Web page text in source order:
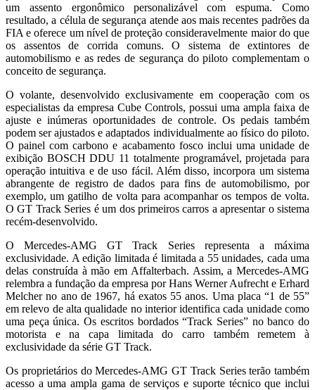
um assento ergonômico personalizável com espuma. Como
resultado, a célula de segurança atende aos mais recentes padrões da
FIA e oferece um nível de proteção consideravelmente maior do que
os assentos de corrida comuns. O sistema de extintores de
automobilismo e as redes de segurança do piloto complementam o
conceito de segurança.
O volante, desenvolvido exclusivamente em cooperação com os
especialistas da empresa Cube Controls, possui uma ampla faixa de
ajuste e inúmeras oportunidades de controle. Os pedais também
podem ser ajustados e adaptados individualmente ao físico do piloto.
O painel com carbono e acabamento fosco inclui uma unidade de
exibição BOSCH DDU 11 totalmente programável, projetada para
operação intuitiva e de uso fácil. Além disso, incorpora um sistema
abrangente de registro de dados para fins de automobilismo, por
exemplo, um gatilho de volta para acompanhar os tempos de volta.
O GT Track Series é um dos primeiros carros a apresentar o sistema
recém-desenvolvido.
O Mercedes-AMG GT Track Series representa a máxima
exclusividade. A edição limitada é limitada a 55 unidades, cada uma
delas construída à mão em Affalterbach. Assim, a Mercedes-AMG
relembra a fundação da empresa por Hans Werner Aufrecht e Erhard
Melcher no ano de 1967, há exatos 55 anos. Uma placa “1 de 55”
em relevo de alta qualidade no interior identifica cada unidade como
uma peça única. Os escritos bordados “Track Series” no banco do
motorista e na capa limitada do carro também remetem à
exclusividade da série GT Track.
Os proprietários do Mercedes-AMG GT Track Series terão também
acesso a uma ampla gama de serviços e suporte técnico que inclui